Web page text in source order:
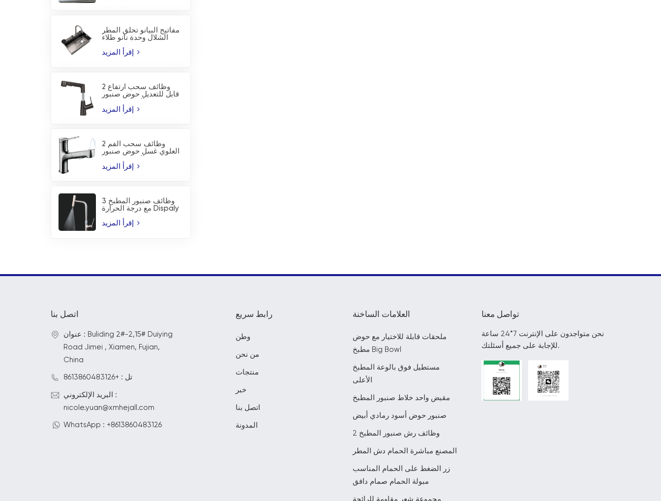
مفاتيح البيانو تحلق المطر
الشلال وحدة نانو طلاء
2 وظائف سحب ارتفاع
قابل للتعديل حوض صنبور
2 وظائف سحب الفم
العلوي غسل حوض صنبور
3 وظائف صنبور المطبخ
مع درجة الحرارة Dispaly
اتصل بنا
عنوان : Buliding 2#-2,15# Duiying
Road Jimei , Xiamen, Fujian,
China
تل : +8613860483126
البريد الإلكتروني :
nicole.yuan@xmhejall.com
WhatsApp : +8613860483126
رابط سريع
وطن
من نحن
منتجات
خبر
اتصل بنا
المدونة
العلامات الساخنة
ملحقات قابلة للاختيار مع حوض
مطبخ Big Bowl
مستطيل فوق بالوعة المطبخ
الأعلى
مقبض واحد خلاط صنبور المطبخ
صنبور حوض أسود رمادي أبيض
2 وظائف رش صنبور المطبخ
المصنع مباشرة الحمام دش المطر
زر الضغط على الحمام المناسب
مبولة الحمام صمام دافق
مجموعة شعر مقاومة للرائحة
تواصل معنا
نحن متواجدون على الإنترنت 7*24 ساعة
للإجابة على جميع أسئلتك.